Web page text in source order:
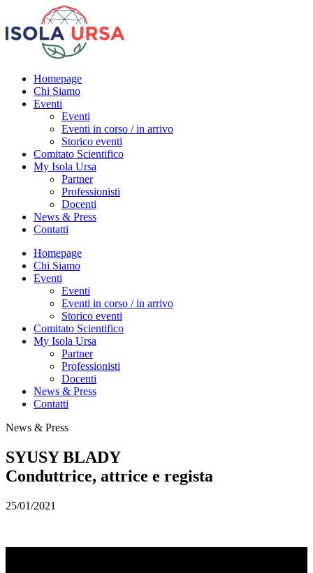
Homepage
Chi Siamo
Eventi
Eventi
Eventi in corso / in arrivo
Storico eventi
Comitato Scientifico
My Isola Ursa
Partner
Professionisti
Docenti
News & Press
Contatti
Homepage
Chi Siamo
Eventi
Eventi
Eventi in corso / in arrivo
Storico eventi
Comitato Scientifico
My Isola Ursa
Partner
Professionisti
Docenti
News & Press
Contatti
News & Press
SYUSY BLADY
Conduttrice, attrice e regista
25/01/2021